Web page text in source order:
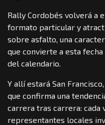
Rally Cordobés volverá a
formato particular y
sobre asfalto, una
que convierte a esta
del calendario.
Y allí estará San
que confirma una
carrera tras carrera: cada
representantes locales